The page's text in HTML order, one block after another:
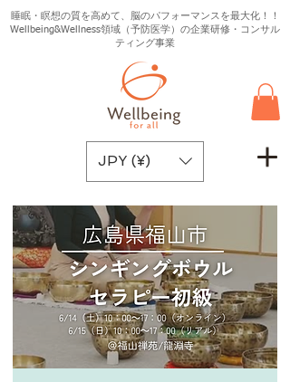
睡眠・瞑想の質を高めて、脳のパフォーマンスを最大化！！
Wellbeing&Wellness領域（予防医学）の企業研修・コンサル
ティング事業
JPY (¥)